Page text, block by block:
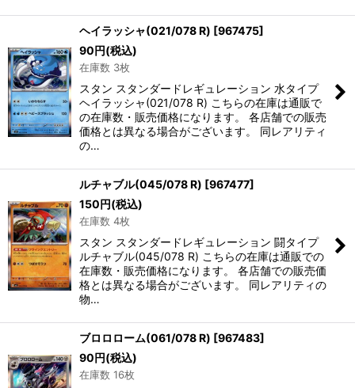
ヘイラッシャ(021/078 R) [967475]
90円(税込)
在庫数 3枚
スタン スタンダードレギュレーション 水タイプ
ヘイラッシャ(021/078 R) こちらの在庫は通販で
の在庫数・販売価格になります。 各店舗での販売
価格とは異なる場合がございます。 同レアリティ
の…
ルチャブル(045/078 R) [967477]
150円(税込)
在庫数 4枚
スタン スタンダードレギュレーション 闘タイプ
ルチャブル(045/078 R) こちらの在庫は通販での
在庫数・販売価格になります。 各店舗での販売価
格とは異なる場合がございます。 同レアリティの
物…
ブロロローム(061/078 R) [967483]
90円(税込)
在庫数 16枚